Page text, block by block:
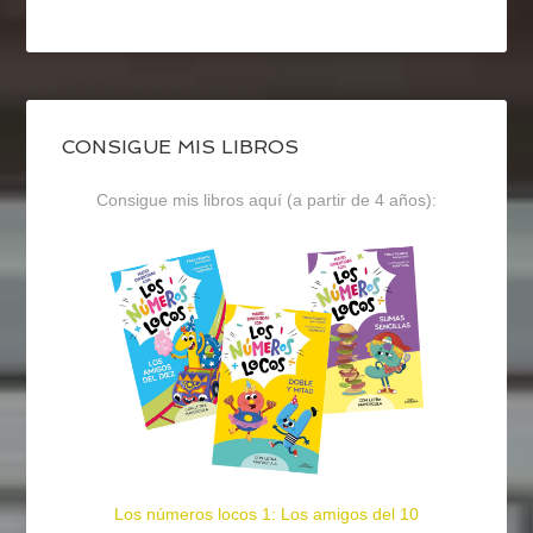
CONSIGUE MIS LIBROS
Consigue mis libros aquí (a partir de 4 años):
Los números locos 1: Los amigos del 10